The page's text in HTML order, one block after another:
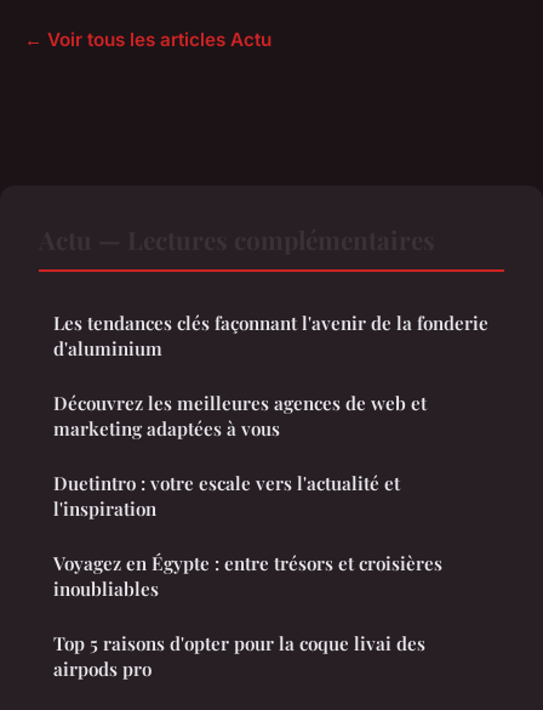
← Voir tous les articles Actu
Les tendances clés façonnant l'avenir de la fonderie
d'aluminium
Découvrez les meilleures agences de web et
marketing adaptées à vous
Duetintro : votre escale vers l'actualité et
l'inspiration
Voyagez en Égypte : entre trésors et croisières
inoubliables
Top 5 raisons d'opter pour la coque livai des
airpods pro